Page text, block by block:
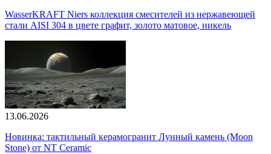
WasserKRAFT Niers коллекция смесителей из нержавеющей
стали AISI 304 в цвете графит, золото матовое, никель
13.06.2026
Новинка: тактильный керамогранит Лунный камень (Moon
Stone) от NT Ceramic